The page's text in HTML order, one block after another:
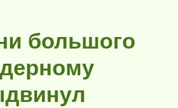
большого